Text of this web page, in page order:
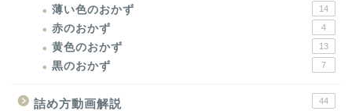
薄い色のおかず 14
赤のおかず 4
黄色のおかず 13
黒のおかず 7
詰め方動画解説 44